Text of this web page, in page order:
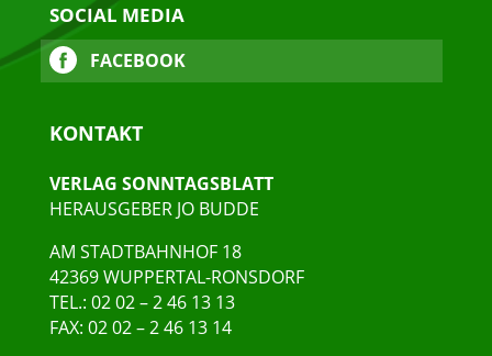
SOCIAL MEDIA
FACEBOOK
KONTAKT
VERLAG SONNTAGSBLATT
HERAUSGEBER JO BUDDE
AM STADTBAHNHOF 18
42369 WUPPERTAL-RONSDORF
TEL.: 02 02 – 2 46 13 13
FAX: 02 02 – 2 46 13 14